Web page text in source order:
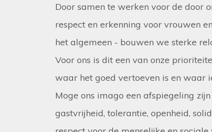
Door samen te werken voor de door
respect en erkenning voor vrouwen
het algemeen - bouwen we sterke
Voor ons is dit een van onze
waar het goed vertoeven is en waar
Moge ons imago een afspiegeling
gastvrijheid, tolerantie, openheid,